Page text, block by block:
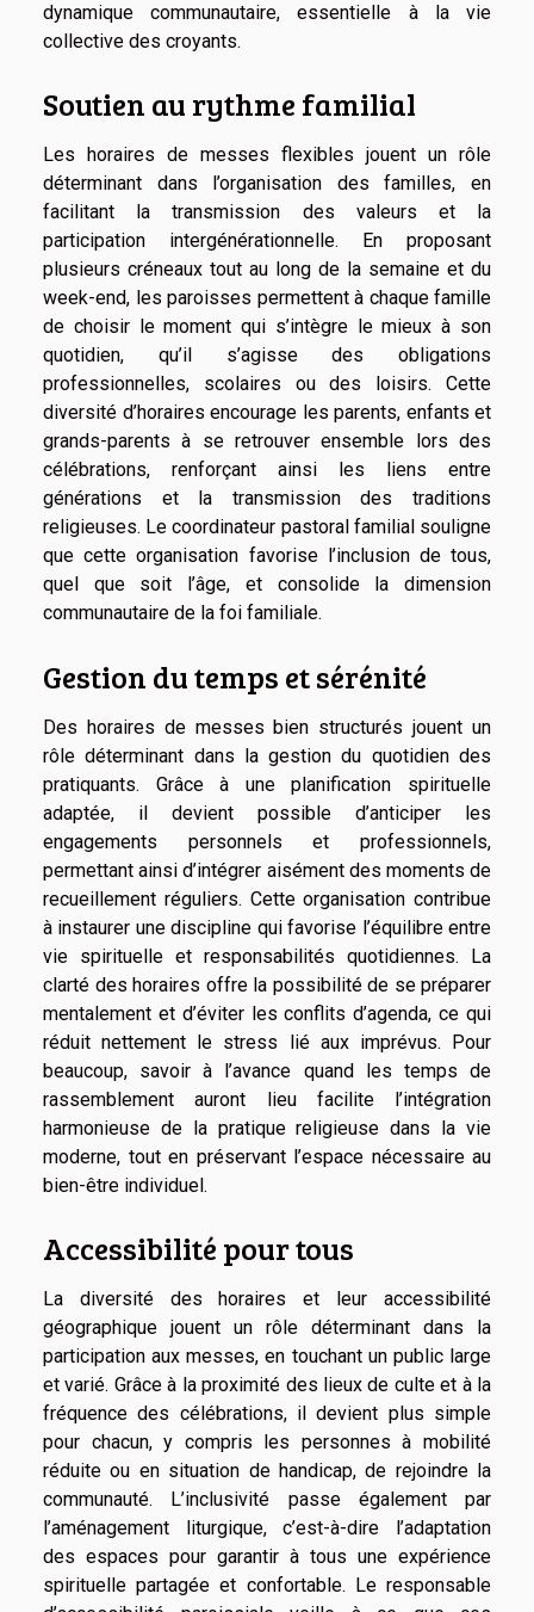
dynamique communautaire, essentielle à la vie
collective des croyants.
Soutien au rythme familial
Les horaires de messes flexibles jouent un rôle
déterminant dans l’organisation des familles, en
facilitant la transmission des valeurs et la
participation intergénérationnelle. En proposant
plusieurs créneaux tout au long de la semaine et du
week-end, les paroisses permettent à chaque famille
de choisir le moment qui s’intègre le mieux à son
quotidien, qu’il s’agisse des obligations
professionnelles, scolaires ou des loisirs. Cette
diversité d’horaires encourage les parents, enfants et
grands-parents à se retrouver ensemble lors des
célébrations, renforçant ainsi les liens entre
générations et la transmission des traditions
religieuses. Le coordinateur pastoral familial souligne
que cette organisation favorise l’inclusion de tous,
quel que soit l’âge, et consolide la dimension
communautaire de la foi familiale.
Gestion du temps et sérénité
Des horaires de messes bien structurés jouent un
rôle déterminant dans la gestion du quotidien des
pratiquants. Grâce à une planification spirituelle
adaptée, il devient possible d’anticiper les
engagements personnels et professionnels,
permettant ainsi d’intégrer aisément des moments de
recueillement réguliers. Cette organisation contribue
à instaurer une discipline qui favorise l’équilibre entre
vie spirituelle et responsabilités quotidiennes. La
clarté des horaires offre la possibilité de se préparer
mentalement et d’éviter les conflits d’agenda, ce qui
réduit nettement le stress lié aux imprévus. Pour
beaucoup, savoir à l’avance quand les temps de
rassemblement auront lieu facilite l’intégration
harmonieuse de la pratique religieuse dans la vie
moderne, tout en préservant l’espace nécessaire au
bien-être individuel.
Accessibilité pour tous
La diversité des horaires et leur accessibilité
géographique jouent un rôle déterminant dans la
participation aux messes, en touchant un public large
et varié. Grâce à la proximité des lieux de culte et à la
fréquence des célébrations, il devient plus simple
pour chacun, y compris les personnes à mobilité
réduite ou en situation de handicap, de rejoindre la
communauté. L’inclusivité passe également par
l’aménagement liturgique, c’est-à-dire l’adaptation
des espaces pour garantir à tous une expérience
spirituelle partagée et confortable. Le responsable